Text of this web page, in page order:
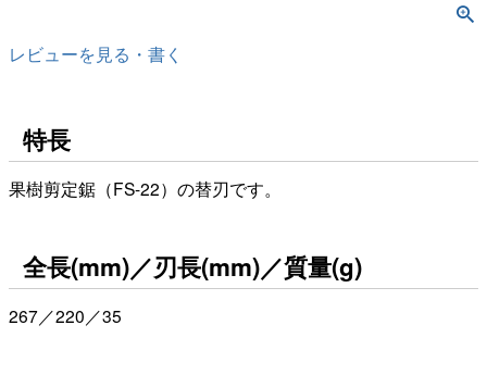
レビューを見る・書く
特長
果樹剪定鋸（FS-22）の替刃です。
全長(mm)／刃長(mm)／質量(g)
267／220／35